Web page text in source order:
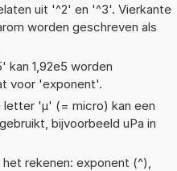
uit '^2' en '^3'. Vierkante
worden geschreven als
kan 1,92e5 worden
voor 'exponent'.
letter 'µ' (= micro) kan een
bijvoorbeeld uPa in
rekenen: exponent (^),